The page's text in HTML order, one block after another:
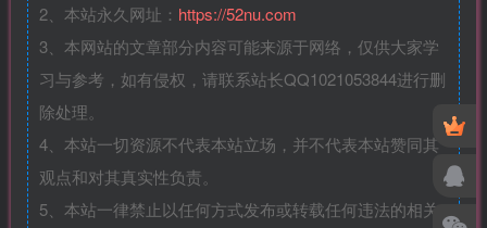
2、本站永久网址： https://52nu.com
3、本网站的文章部分内容可能来源于网络，仅供大家学
习与参考，如有侵权，请联系站长QQ1021053844进行删
除处理。
4、本站一切资源不代表本站立场，并不代表本站赞同其
观点和对其真实性负责。
5、本站一律禁止以任何方式发布或转载任何违法的相关